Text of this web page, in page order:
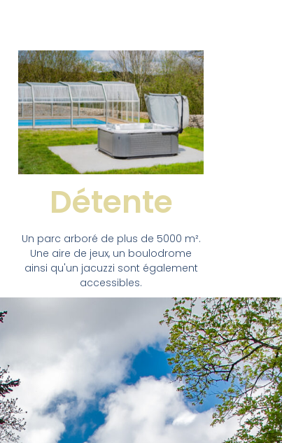
Détente
Un parc arboré de plus de 5000 m².
Une aire de jeux, un boulodrome
ainsi qu'un jacuzzi sont également
accessibles.